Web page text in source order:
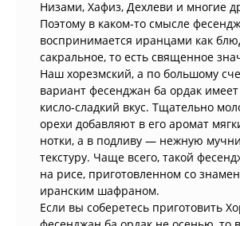
Низами, Хафиз, Дехлеви и многие
Поэтому в каком-то смысле
воспринимается иранцами как
сакральное, то есть священное
Наш хорезмский, а по большому
вариант фесенджан ба ордак
кисло-сладкий вкус. Тщательно
орехи добавляют в его аромат
нотки, а в подливу — нежную
текстуру. Чаще всего, такой
на рисе, приготовленном со
иранским шафраном.
Если вы соберетесь приготовить